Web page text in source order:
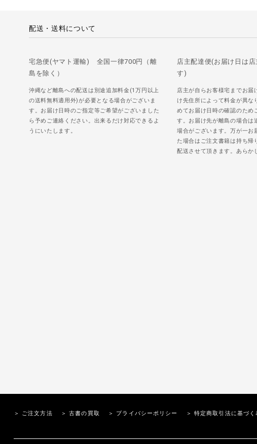
配送・送料について
宅急便(ヤマト運輸) 全国一律700円（離
島を除く）
沖縄など離島への配送は別途追加料金(1万円以上
の送料無料適用外)が必要となる場合がございま
す。お届け日時のご指定等ご希望がございました
ら予めご連絡ください。出来るだけ対応できるよ
うにいたします。
店主配達便(お届け日は店
す)
店主が自らお客様宅までお届
け先住所によって料金が異な
めてお届け日時の確認のため
す。お届け先が離島の場合は
場合がございます。万が一お
た場合はご注文書籍は持ち帰
配送させて頂きます。あらか
＞ ご注文方法 ＞ 古書の買取 ＞ プライバシーポリシー ＞ 特定商取引法に基づく